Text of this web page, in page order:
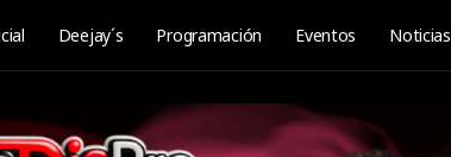
Deejay´s Programación Eventos Noticias